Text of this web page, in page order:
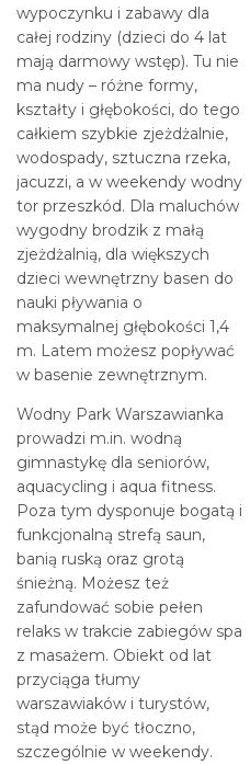
wypoczynku i zabawy dla
całej rodziny (dzieci do 4 lat
mają darmowy wstęp). Tu nie
ma nudy – różne formy,
kształty i głębokości, do tego
całkiem szybkie zjeżdżalnie,
wodospady, sztuczna rzeka,
jacuzzi, a w weekendy wodny
tor przeszkód. Dla maluchów
wygodny brodzik z małą
zjeżdżalnią, dla większych
dzieci wewnętrzny basen do
nauki pływania o
maksymalnej głębokości 1,4
m. Latem możesz popływać
w basenie zewnętrznym.
Wodny Park Warszawianka
prowadzi m.in. wodną
gimnastykę dla seniorów,
aquacycling i aqua fitness.
Poza tym dysponuje bogatą i
funkcjonalną strefą saun,
banią ruską oraz grotą
śnieżną. Możesz też
zafundować sobie pełen
relaks w trakcie zabiegów spa
z masażem. Obiekt od lat
przyciąga tłumy
warszawiaków i turystów,
stąd może być tłoczno,
szczególnie w weekendy.